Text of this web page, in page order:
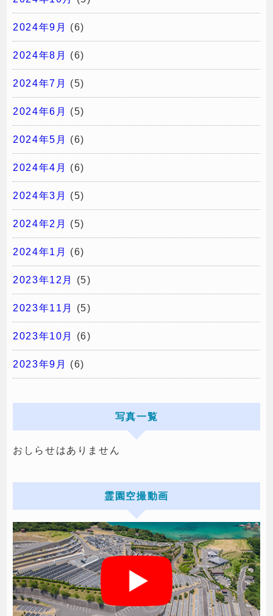
2024年9月 (6)
2024年8月 (6)
2024年7月 (5)
2024年6月 (5)
2024年5月 (6)
2024年4月 (6)
2024年3月 (5)
2024年2月 (5)
2024年1月 (6)
2023年12月 (5)
2023年11月 (5)
2023年10月 (6)
2023年9月 (6)
写真一覧
おしらせはありません
霊園空撮動画